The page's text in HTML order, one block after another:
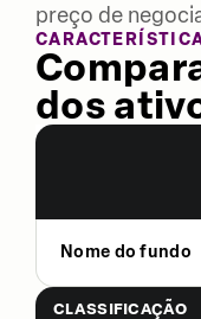
preço de
dos
Nome do fundo
CLASSIFICAÇÃO